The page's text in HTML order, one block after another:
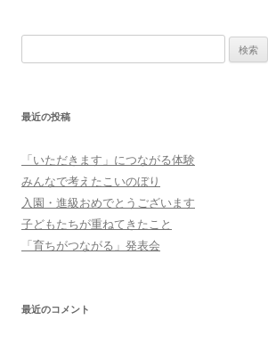
索:
最近の投稿
「いただきます」につながる体験
みんなで考えたこいのぼり
入園・進級おめでとうございます
子どもたちが重ねてきたこと
「育ちがつながる」発表会
最近のコメント